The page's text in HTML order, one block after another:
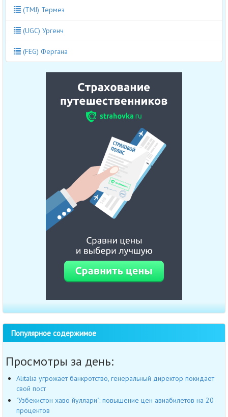
(TMJ) Термез
(UGC) Ургенч
(FEG) Фергана
Популярное содержимое
Просмотры за день:
Alitalia угрожает банкротство, генеральный директор покидает
свой пост
"Узбекистон хаво йуллари": повышение цен авиабилетов на 20
процентов